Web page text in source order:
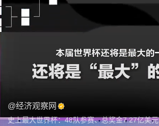
@经济观察网
史上最大世界杯：48队参赛、总奖金7.27亿美元